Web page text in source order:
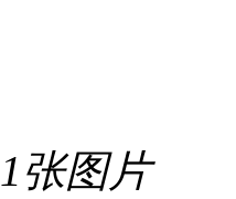
1张图片